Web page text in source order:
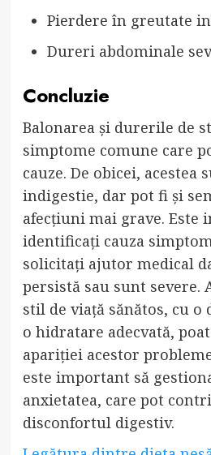
Pierdere în greutate
Dureri abdominale
Concluzie
Balonarea și durerile de
simptome comune care
cauze. De obicei, acestea
indigestie, dar pot fi și
afecțiuni mai grave. Este
identificați cauza
solicitați ajutor medical
persistă sau sunt severe.
stil de viață sănătos, cu
o hidratare adecvată,
apariției acestor
este important să
anxietatea, care pot
disconfortul digestiv.